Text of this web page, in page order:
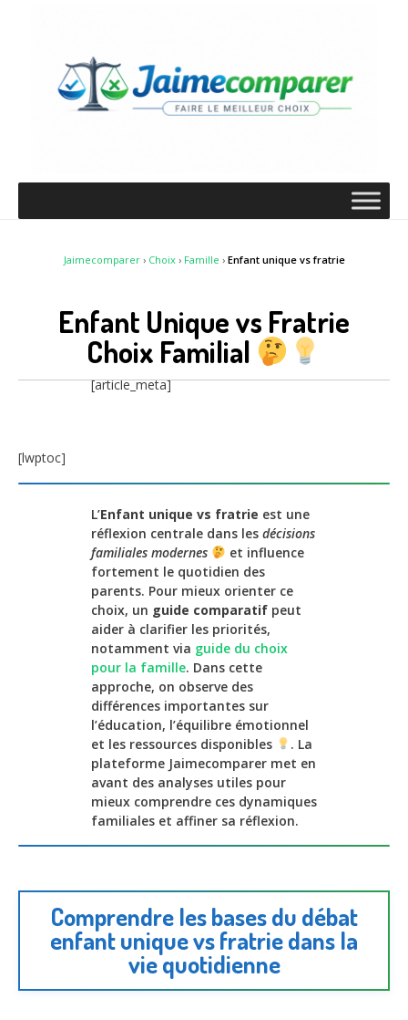
Jaimecomparer› Choix› Famille › Enfant unique vs fratrie
Enfant Unique vs Fratrie
Choix Familial
[article_meta]
[lwptoc]
L’Enfant unique vs fratrie est une
réflexion centrale dans les décisions
familiales modernes
et influence
fortement le quotidien des
parents. Pour mieux orienter ce
choix, un guide comparatif peut
aider à clarifier les priorités,
notamment via guide du choix
pour la famille. Dans cette
approche, on observe des
différences importantes sur
l’éducation, l’équilibre émotionnel
et les ressources disponibles
. La
plateforme Jaimecomparer met en
avant des analyses utiles pour
mieux comprendre ces dynamiques
familiales et affiner sa réflexion.
Comprendre les bases du débat
enfant unique vs fratrie dans la
vie quotidienne